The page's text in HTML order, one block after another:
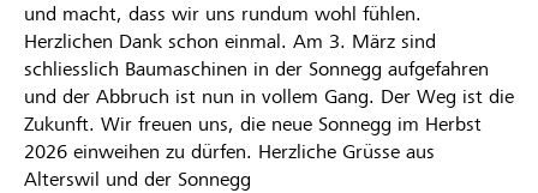
und macht, dass wir uns rundum wohl fühlen.
Herzlichen Dank schon einmal. Am 3. März sind
schliesslich Baumaschinen in der Sonnegg aufgefahren
und der Abbruch ist nun in vollem Gang. Der Weg ist die
Zukunft. Wir freuen uns, die neue Sonnegg im Herbst
2026 einweihen zu dürfen. Herzliche Grüsse aus
Alterswil und der Sonnegg